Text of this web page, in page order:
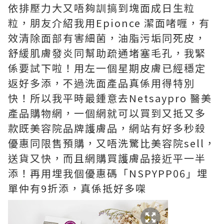
依排壓力大又唔夠訓搞到塊面成日生粒
粒，朋友介紹我用 Epionce 潔面啫喱，有
效清除面部有害細菌，油脂污垢同死皮，
舒緩肌膚發炎同幫助疏通堵塞毛孔，我緊
係要試下啦！用左一個星期皮膚已經穩定
返好多添，不過洗面產品真係用得特別
快！所以我平時最鍾意去Netsaypro 醫美
產品購物網，一個網就可以買到又抵又多
款既美容院品牌護膚品，網站有好多秒殺
優惠同限售預購，又唔洗驚比美容院sell ，
送貨又快，而且網購買護膚品接近平一半
添！再用埋我個優惠碼「NSPYPP06 」 埋
單仲有9折添，真係抵好多㗎